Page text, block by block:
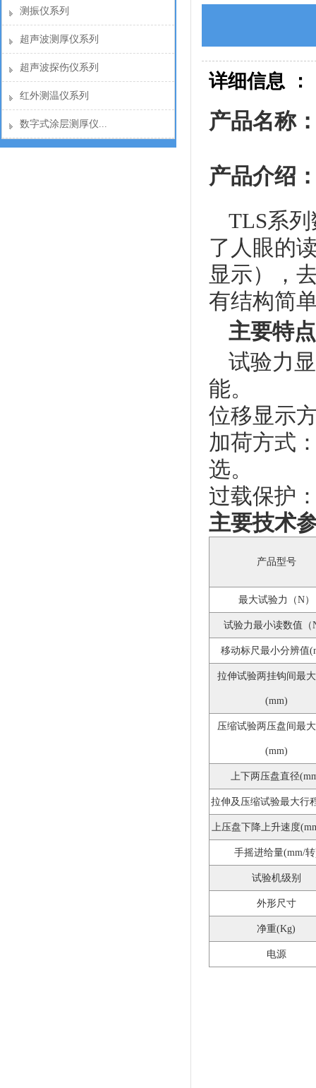
测振仪系列
超声波测厚仪系列
超声波探伤仪系列
红外测温仪系列
数字式涂层测厚仪...
详细信息 ：
产品名称
产品介绍
TLS系
了人眼的
显示），
有结构简
主要特
试验力
能。
位移显示
加荷方式
选。
过载保护
主要技术
产品型号
最大试验力（N）
试验力最小读数值（
移动标尺最小分辨值
拉伸试验两挂钩间最
(mm)
压缩试验两压盘间最
(mm)
上下两压盘直径
拉伸及压缩试验最大行
上压盘下降上升速度
手摇进给量(mm/
试验机级别
外形尺寸
净重(Kg)
电源